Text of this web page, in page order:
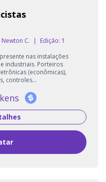
C. |
Edição: 1
nas instalações
industriais. Porteiros
(econômicas),
controles...